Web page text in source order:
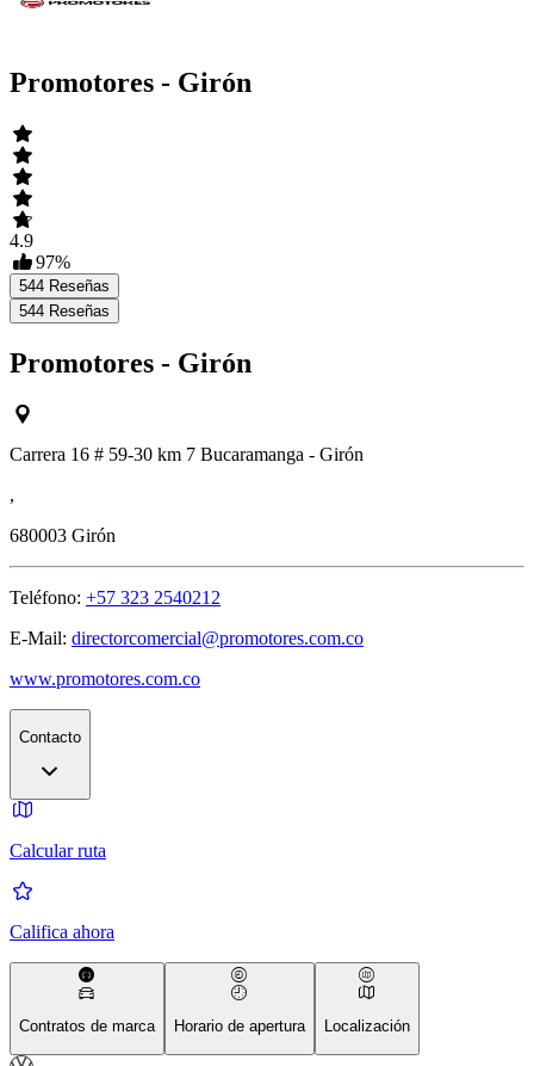
Promotores - Girón
4.9
97%
544 Reseñas
544 Reseñas
Promotores - Girón
Carrera 16 # 59-30 km 7 Bucaramanga - Girón
,
680003 Girón
Teléfono: +57 323 2540212
E-Mail: directorcomercial@promotores.com.co
www.promotores.com.co
Contacto
Calcular ruta
Califica ahora
Contratos de marca Horario de apertura Localización